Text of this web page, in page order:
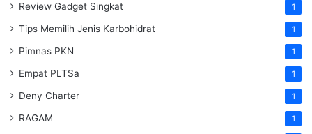
Review Gadget Singkat 1
Tips Memilih Jenis Karbohidrat 1
Pimnas PKN 1
Empat PLTSa 1
Deny Charter 1
RAGAM 1